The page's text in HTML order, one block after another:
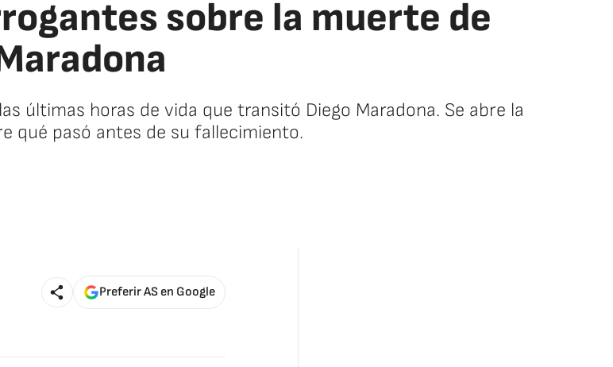
sobre la muerte de
últimas horas de vida que transitó Diego Maradona. Se abre la
qué pasó antes de su fallecimiento.
Preferir AS en Google